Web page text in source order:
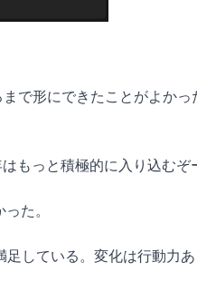
で形にできたことがよか
もっと積極的に入り込むぞ
た。
している。変化は行動力